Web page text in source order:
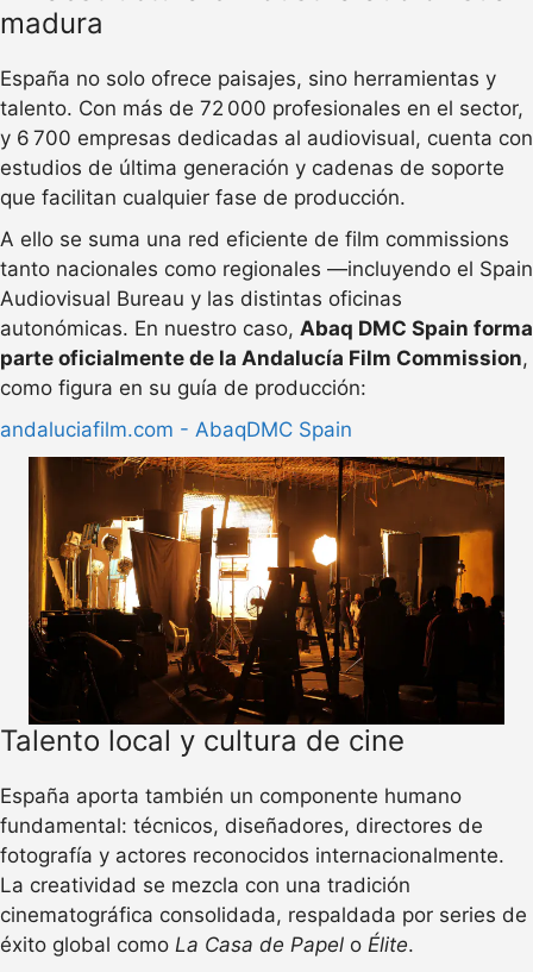
madura
España no solo ofrece paisajes, sino herramientas y
talento. Con más de 72 000 profesionales en el sector,
y 6 700 empresas dedicadas al audiovisual, cuenta con
estudios de última generación y cadenas de soporte
que facilitan cualquier fase de producción.
A ello se suma una red eficiente de film commissions
tanto nacionales como regionales —incluyendo el Spain
Audiovisual Bureau y las distintas oficinas
autonómicas. En nuestro caso, Abaq DMC Spain forma
parte oficialmente de la Andalucía Film Commission,
como figura en su guía de producción:
andaluciafilm.com - AbaqDMC Spain
Talento local y cultura de cine
España aporta también un componente humano
fundamental: técnicos, diseñadores, directores de
fotografía y actores reconocidos internacionalmente.
La creatividad se mezcla con una tradición
cinematográfica consolidada, respaldada por series de
éxito global como La Casa de Papel o Élite.